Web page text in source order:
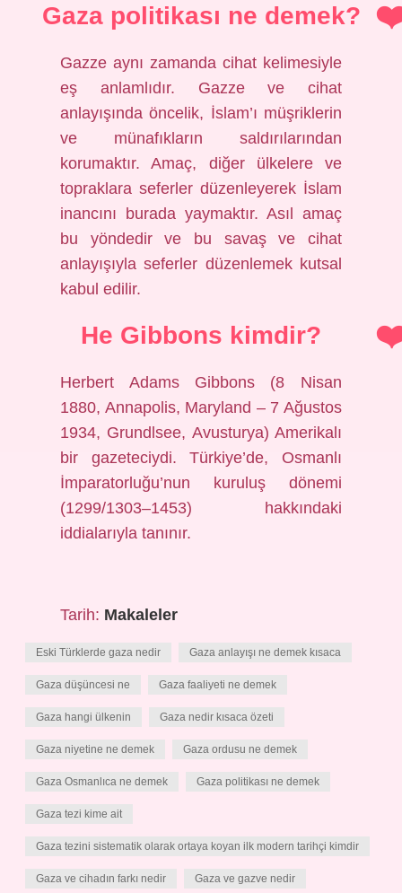
Gaza politikası ne demek?
Gazze aynı zamanda cihat kelimesiyle
eş anlamlıdır. Gazze ve cihat
anlayışında öncelik, İslam’ı müşriklerin
ve münafıkların saldırılarından
korumaktır. Amaç, diğer ülkelere ve
topraklara seferler düzenleyerek İslam
inancını burada yaymaktır. Asıl amaç
bu yöndedir ve bu savaş ve cihat
anlayışıyla seferler düzenlemek kutsal
kabul edilir.
He Gibbons kimdir?
Herbert Adams Gibbons (8 Nisan
1880, Annapolis, Maryland – 7 Ağustos
1934, Grundlsee, Avusturya) Amerikalı
bir gazeteciydi. Türkiye’de, Osmanlı
İmparatorluğu’nun kuruluş dönemi
(1299/1303–1453) hakkındaki
iddialarıyla tanınır.
Tarih: Makaleler
Eski Türklerde gaza nedir Gaza anlayışı ne demek kısaca
Gaza düşüncesi ne Gaza faaliyeti ne demek
Gaza hangi ülkenin Gaza nedir kısaca özeti
Gaza niyetine ne demek Gaza ordusu ne demek
Gaza Osmanlıca ne demek Gaza politikası ne demek
Gaza tezi kime ait
Gaza tezini sistematik olarak ortaya koyan ilk modern tarihçi kimdir
Gaza ve cihadın farkı nedir Gaza ve gazve nedir